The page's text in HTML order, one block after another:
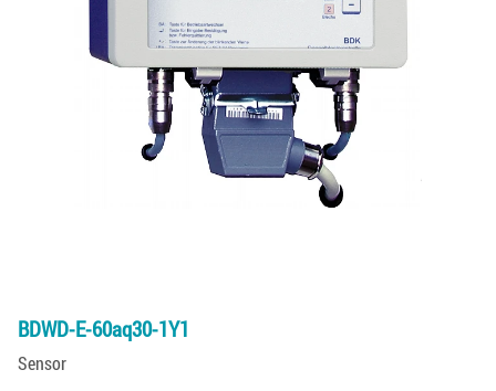
BDWD-E-60aq30-1Y1
Sensor